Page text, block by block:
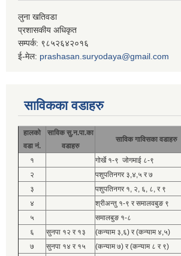
लुना खतिवडा
प्रशासकीय अधिकृत
सम्पर्क: ९८५२६४२०१६
ई-मेल: prashasan.suryodaya@gmail.com
साविकका वडाहरु
हालको
वडा नं.
साविक सु.न.पा.का
वडाहरु
साविक गाविसका वडाहरु
१
गोर्खे १-९ जोगमाई ८-९
२
पशुपतिनगर ३,४,५ र ७
३
पशुपतिनगर १, २, ६, ८, र ९
४
श्रीअन्तु १-९ र समालवबुङ ९
५
समालबुङ १-८
६
सुनपा १२ र १३
(कन्याम ३,६) र (कन्याम ४,५)
७
सुनपा १४ र १५
(कन्याम ७) र (कन्याम ८ र ९)